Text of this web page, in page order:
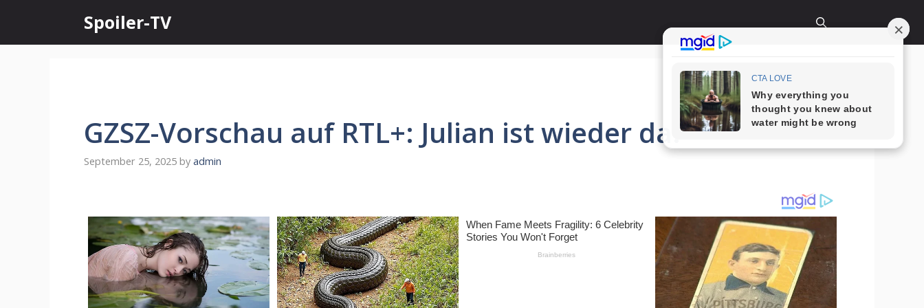
content
Spoiler-TV
GZSZ-Vorschau auf RTL+: Julian ist wieder da!
September 25, 2025 by admin